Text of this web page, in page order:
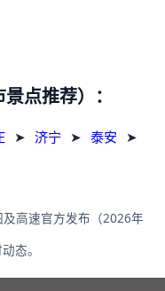
点推荐）：
➤ 济宁 ➤ 泰安 ➤
高速官方发布（2026年
态。